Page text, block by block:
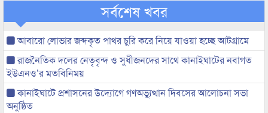
সর্বশেষ খবর
আবারো লোভার জব্দকৃত পাথর চুরি করে নিয়ে যাওয়া হচ্ছে আটগ্রামে
রাজনৈতিক দলের নেতৃবৃন্দ ও সুধীজনদের সাথে কানাইঘাটের নবাগত
ইউএনও’র মতবিনিময়
কানাইঘাটে প্রশাসনের উদ্যোগে গণঅভ্যুত্থান দিবসের আলোচনা সভা
অনুষ্ঠিত